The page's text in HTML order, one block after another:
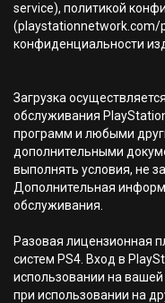
service), политикой
(playstationnetwork.com/
конфиденциальности
Загрузка
обслуживания
программ и любыми
дополнительными
выполнять условия, не
Дополнительная
обслуживания.
Разовая лицензионная
систем PS4. Вход в
использовании на
при использовании на